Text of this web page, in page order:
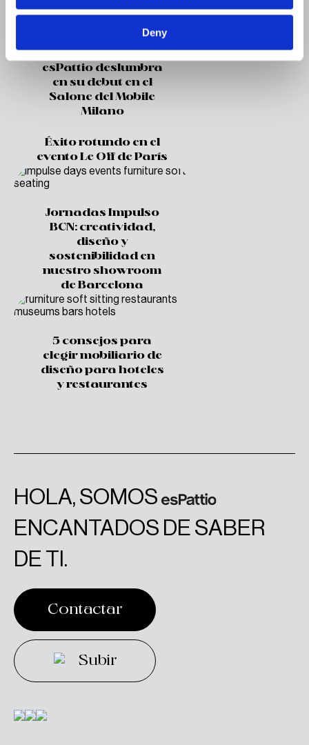
Deny
UU. durante los
Days de Chicago
esPattio deslumbra
en su debut en el
Salone del Mobile
Milano
Éxito rotundo en el
evento Le Off de París
Jornadas Impulso
BCN: creatividad,
diseño y
sostenibilidad en
nuestro showroom
de Barcelona
5 consejos para
elegir mobiliario de
diseño para hoteles
y restaurantes
HOLA, SOMOS
ENCANTADOS DE SABER
DE TI.
Contactar
Contactar
Subir